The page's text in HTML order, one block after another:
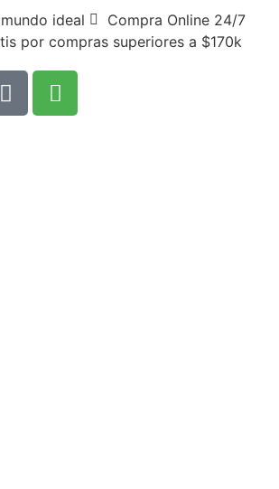
ideal
Compra Online 24/7
por compras superiores a $170k